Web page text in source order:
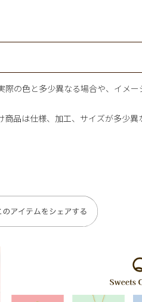
の色と多少異なる場合や、イメー
品は仕様、加工、サイズが多少異